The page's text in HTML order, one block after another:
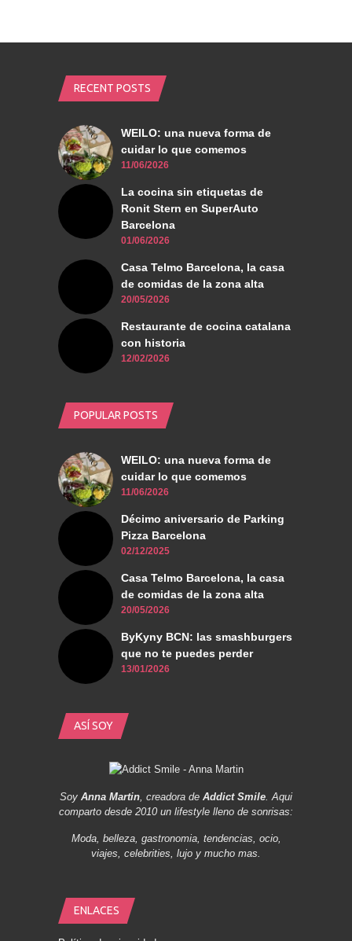
RECENT POSTS
WEILO: una nueva forma de
cuidar lo que comemos
11/06/2026
La cocina sin etiquetas de
Ronit Stern en SuperAuto
Barcelona
01/06/2026
Casa Telmo Barcelona, la casa
de comidas de la zona alta
20/05/2026
Restaurante de cocina catalana
con historia
12/02/2026
POPULAR POSTS
WEILO: una nueva forma de
cuidar lo que comemos
11/06/2026
Décimo aniversario de Parking
Pizza Barcelona
02/12/2025
Casa Telmo Barcelona, la casa
de comidas de la zona alta
20/05/2026
ByKyny BCN: las smashburgers
que no te puedes perder
13/01/2026
ASÍ SOY
Soy Anna Martin , creadora de Addict Smile . Aqui
comparto desde 2010 un lifestyle lleno de sonrisas:
Moda, belleza, gastronomia, tendencias, ocio,
viajes, celebrities, lujo y mucho mas.
ENLACES